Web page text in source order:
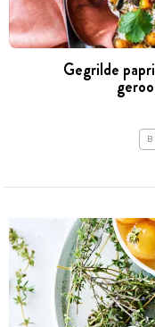
Gegrilde